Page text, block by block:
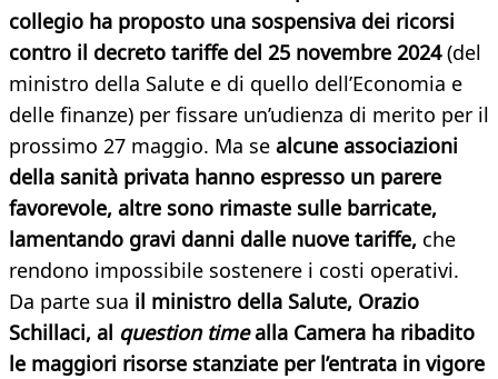
collegio ha proposto una sospensiva dei ricorsi
contro il decreto tariffe del 25 novembre 2024(del
ministro della Salute e di quello dell’Economia e
delle finanze) per fissare un’udienza di merito per il
prossimo 27 maggio. Ma se alcune associazioni
della sanità privata hanno espresso un parere
favorevole, altre sono rimaste sulle barricate,
lamentando gravi danni dalle nuove tariffe, che
rendono impossibile sostenere i costi operativi.
Da parte sua il ministro della Salute, Orazio
Schillaci, al question timealla Camera ha ribadito
le maggiori risorse stanziate per l’entrata in vigore